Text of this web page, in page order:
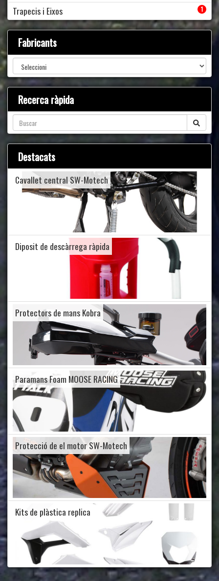
Trapecis i Eixos 1
Fabricants
Recerca ràpida
Destacats
Cavallet central SW-Motech
Diposit de descàrrega ràpida
Protectors de mans Kobra
Paramans Foam MOOSE RACING
Protecció de el motor SW-Motech
Kits de plàstica replica